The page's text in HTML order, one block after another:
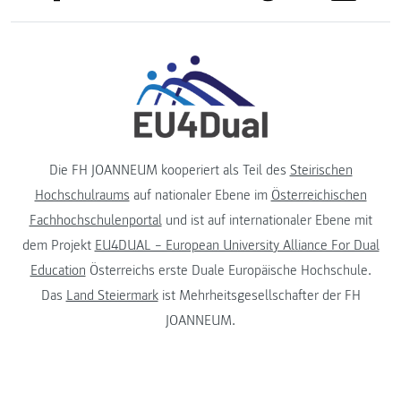
Die FH JOANNEUM kooperiert als Teil des Steirischen
Hochschulraums auf nationaler Ebene im Österreichischen
Fachhochschulenportalund ist auf internationaler Ebene mit
dem Projekt EU4DUAL – European University Alliance For Dual
Education Österreichs erste Duale Europäische Hochschule.
Das Land Steiermarkist Mehrheitsgesellschafter der FH
JOANNEUM.